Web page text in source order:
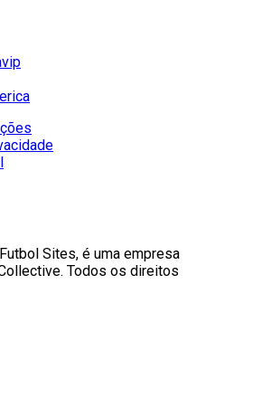
Sites, é uma empresa
Todos os direitos